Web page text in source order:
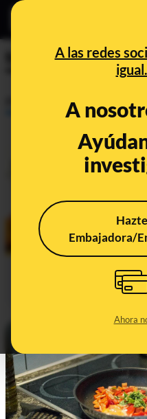
A las redes
igual.
A
Hazte
Embajadora/
Ahora
La manera en la